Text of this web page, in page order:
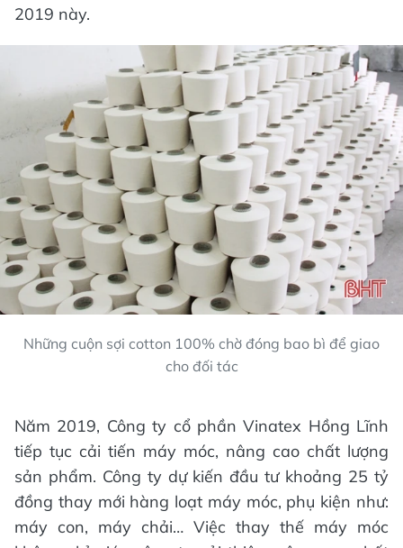
2019 này.
Những cuộn sợi cotton 100% chờ đóng bao bì để giao
cho đối tác
Năm 2019, Công ty cổ phần Vinatex Hồng Lĩnh
tiếp tục cải tiến máy móc, nâng cao chất lượng
sản phẩm. Công ty dự kiến đầu tư khoảng 25 tỷ
đồng thay mới hàng loạt máy móc, phụ kiện như:
máy con, máy chải… Việc thay thế máy móc